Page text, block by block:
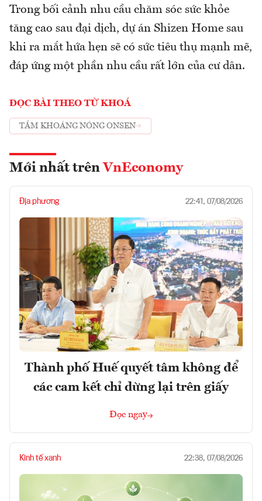
Trong bối cảnh nhu cầu chăm sóc sức khỏe
tăng cao sau đại dịch, dự án Shizen Home sau
khi ra mắt hứa hẹn sẽ có sức tiêu thụ mạnh mẽ,
đáp ứng một phần nhu cầu rất lớn của cư dân.
ĐỌC BÀI THEO TỪ KHOÁ
TẮM KHOÁNG NÓNG ONSEN
Mới nhất trên VnEconomy
Địa phương 22:41, 07/08/2026
Thành phố Huế quyết tâm không để
các cam kết chỉ dừng lại trên giấy
Đọc ngay
Kinh tế xanh 22:38, 07/08/2026